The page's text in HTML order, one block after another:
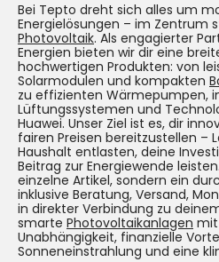
Bei Tepto dreht sich alles um
Energielösungen – im Zentrum
Photovoltaik. Als engagierter
Energien bieten wir dir eine
hochwertigen Produkten: von
Solarmodulen und kompakten
zu effizienten Wärmepumpen,
Lüftungssystemen und
Huawei. Unser Ziel ist es, dir
fairen Preisen bereitzustellen –
Haushalt entlasten, deine
Beitrag zur Energiewende
einzelne Artikel, sondern ein
inklusive Beratung, Versand,
in direkter Verbindung zu
smarte Photovoltaikanlagen
Unabhängigkeit, finanzielle
Sonneneinstrahlung und eine